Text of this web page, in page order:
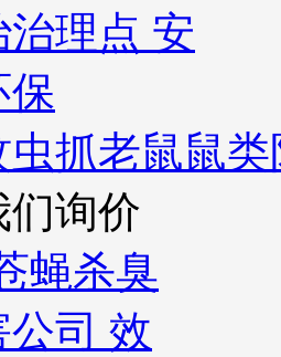
抓老鼠鼠
询价